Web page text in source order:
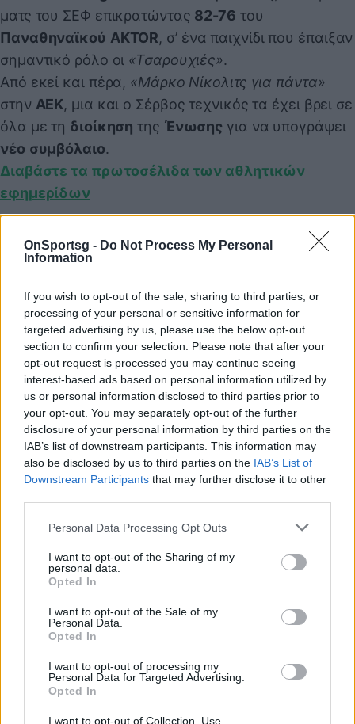
OnSportsg - Do Not Process My Personal
Information
If you wish to opt-out of the sale, sharing to third parties, or
processing of your personal or sensitive information for
targeted advertising by us, please use the below opt-out
section to confirm your selection. Please note that after your
opt-out request is processed you may continue seeing
interest-based ads based on personal information utilized by
us or personal information disclosed to third parties prior to
your opt-out. You may separately opt-out of the further
disclosure of your personal information by third parties on the
IAB’s list of downstream participants. This information may
also be disclosed by us to third parties on the IAB’s List of
Downstream Participants that may further disclose it to other
Personal Data Processing Opt Outs
I want to opt-out of the Sharing of my
personal data.
Opted In
I want to opt-out of the Sale of my
Personal Data.
Opted In
I want to opt-out of processing my
Personal Data for Targeted Advertising.
Opted In
I want to opt-out of Collection, Use,
ματς του ΣΕΦ επικρατώντας 82-76 του
Παναθηναϊκού AKTOR, σ’ ένα παιχνίδι που έπαιξαν
σημαντικό ρόλο οι «Τσαρουχιές».
Από εκεί και πέρα, «Μάρκο Νίκολιτς για πάντα»
στην ΑΕΚ, μια και ο Σέρβος τεχνικός τα έχει βρει σε
όλα με τη διοίκηση της Ένωσης για να υπογράψει
νέο συμβόλαιο.
Διαβάστε τα πρωτοσέλιδα των αθλητικών
εφημερίδων
Παιχνίδι από παντού στη Novibet με το
Εφημερίδες αθλητικές εφημερίδες
Πρωτοσέλιδα Αθλητικά πρωτοσέλιδα
COMMENTS
Συνδεθείτε για να σχολιάσετε
LATEST NEWS
SUPER LEAGUE
ΑΕΚ: Ο Ηλιόπουλος υποδέχθηκε τον Μάγιερ - «Βλέπω